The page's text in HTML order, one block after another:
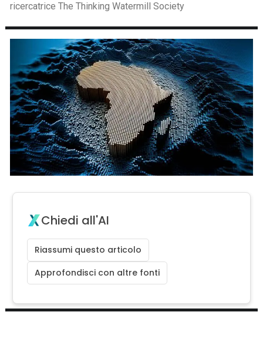
ricercatrice The Thinking Watermill Society
Chiedi all'AI
Riassumi questo articolo
Approfondisci con altre fonti